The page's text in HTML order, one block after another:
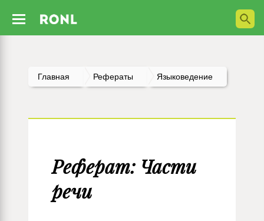
Главная Рефераты Языковедение
Реферат: Части
речи